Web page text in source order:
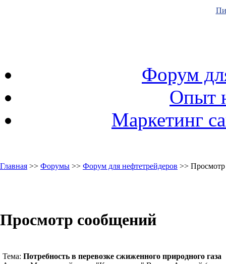
Форум
Опыт
Маркетинг
Главная >> Форумы >> Форум для нефтетрейдеров >>
Просмотр сообщений
Тема: Потребность в перевозке сжиженного природного газа